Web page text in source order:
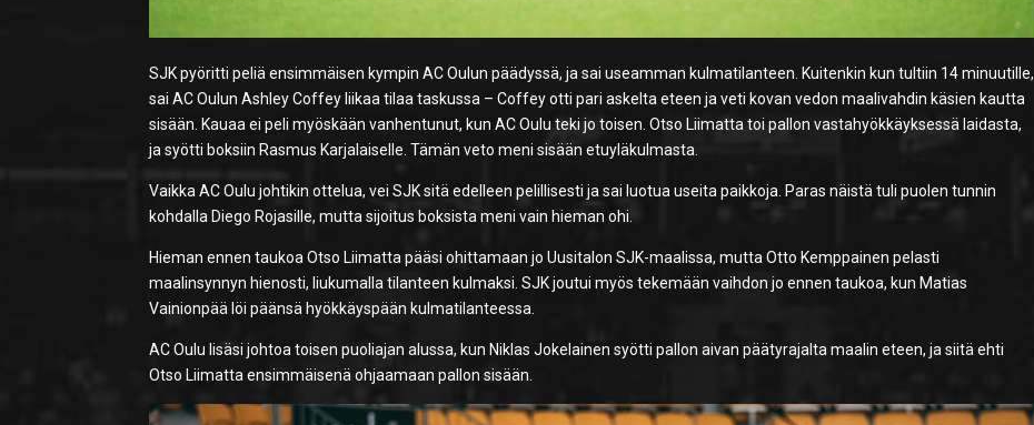
SJK pyöritti peliä ensimmäisen kympin AC Oulun päädyssä, ja sai useamman kulmatilanteen. Kuitenkin kun tultiin 14 minuutille,
sai AC Oulun Ashley Coffey liikaa tilaa taskussa – Coffey otti pari askelta eteen ja veti kovan vedon maalivahdin käsien kautta
sisään. Kauaa ei peli myöskään vanhentunut, kun AC Oulu teki jo toisen. Otso Liimatta toi pallon vastahyökkäyksessä laidasta,
ja syötti boksiin Rasmus Karjalaiselle. Tämän veto meni sisään etuyläkulmasta.
Vaikka AC Oulu johtikin ottelua, vei SJK sitä edelleen pelillisesti ja sai luotua useita paikkoja. Paras näistä tuli puolen tunnin
kohdalla Diego Rojasille, mutta sijoitus boksista meni vain hieman ohi.
Hieman ennen taukoa Otso Liimatta pääsi ohittamaan jo Uusitalon SJK-maalissa, mutta Otto Kemppainen pelasti
maalinsynnyn hienosti, liukumalla tilanteen kulmaksi. SJK joutui myös tekemään vaihdon jo ennen taukoa, kun Matias
Vainionpää löi päänsä hyökkäyspään kulmatilanteessa.
AC Oulu lisäsi johtoa toisen puoliajan alussa, kun Niklas Jokelainen syötti pallon aivan päätyrajalta maalin eteen, ja siitä ehti
Otso Liimatta ensimmäisenä ohjaamaan pallon sisään.